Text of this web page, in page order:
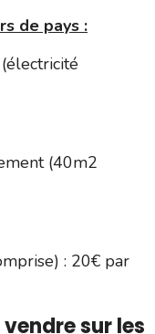
de pays :
(40m2
: 20€ par
sur les